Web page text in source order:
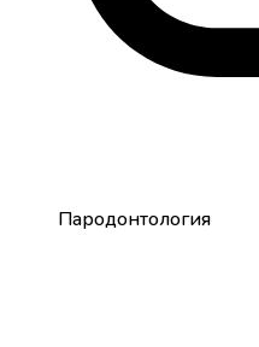
Пародонтология